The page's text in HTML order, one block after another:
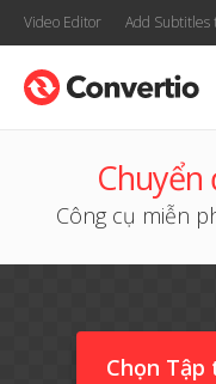
Video Editor Add Subtitles
Chuyển
Công cụ miễn
Chọn Tập